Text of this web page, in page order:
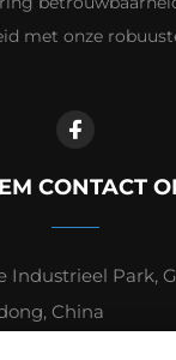
met onze
CONTACT
Industrieel Park,
China